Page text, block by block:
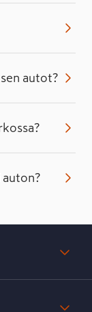
autot?
auton?